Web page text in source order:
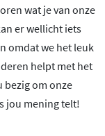
wat je van onze
er wellicht iets
omdat we het leuk
helpt met het
bezig om onze
jou mening telt!